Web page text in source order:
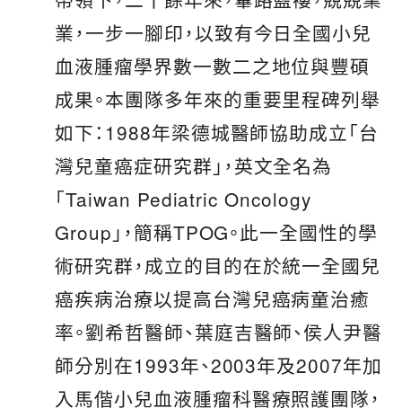
業，一步一腳印，以致有今日全國小兒
血液腫瘤學界數一數二之地位與豐碩
成果。本團隊多年來的重要里程碑列舉
如下：1988年梁德城醫師協助成立「台
灣兒童癌症研究群」，英文全名為
「Taiwan Pediatric Oncology
Group」，簡稱TPOG。此一全國性的學
術研究群，成立的目的在於統一全國兒
癌疾病治療以提高台灣兒癌病童治癒
率。劉希哲醫師、葉庭吉醫師、侯人尹醫
師分別在1993年、2003年及2007年加
入馬偕小兒血液腫瘤科醫療照護團隊，